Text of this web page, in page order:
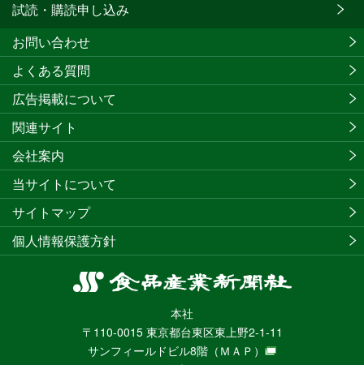
試読・購読申し込み
食
産
業
新
本社
〒110-0015 東京都台東区東上野2-1-11
サンフィールドビル8階 （ＭＡＰ）
お問い合わせ
よくある質問
広告掲載について
関連サイト
会社案内
当サイトについて
サイトマップ
個人情報保護方針